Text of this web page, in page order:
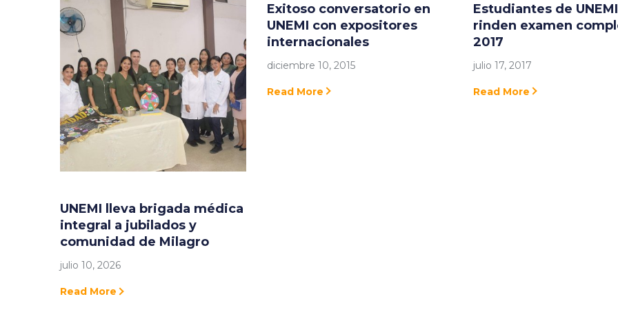
UNEMI lleva brigada médica
integral a jubilados y
comunidad de Milagro
julio 10, 2026
Read More
Exitoso conversatorio en
UNEMI con expositores
internacionales
diciembre 10, 2015
Read More
Estudiantes de UNEMI
rinden examen
2017
julio 17, 2017
Read More